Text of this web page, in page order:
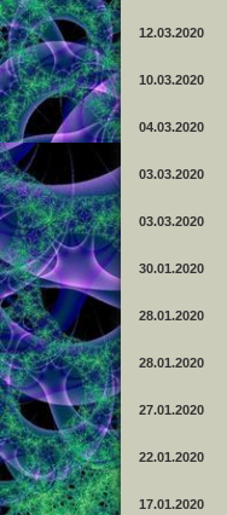
12.03.2020
10.03.2020
04.03.2020
03.03.2020
03.03.2020
30.01.2020
28.01.2020
28.01.2020
27.01.2020
22.01.2020
17.01.2020